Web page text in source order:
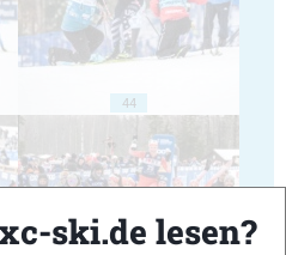
44
ski.de lesen?